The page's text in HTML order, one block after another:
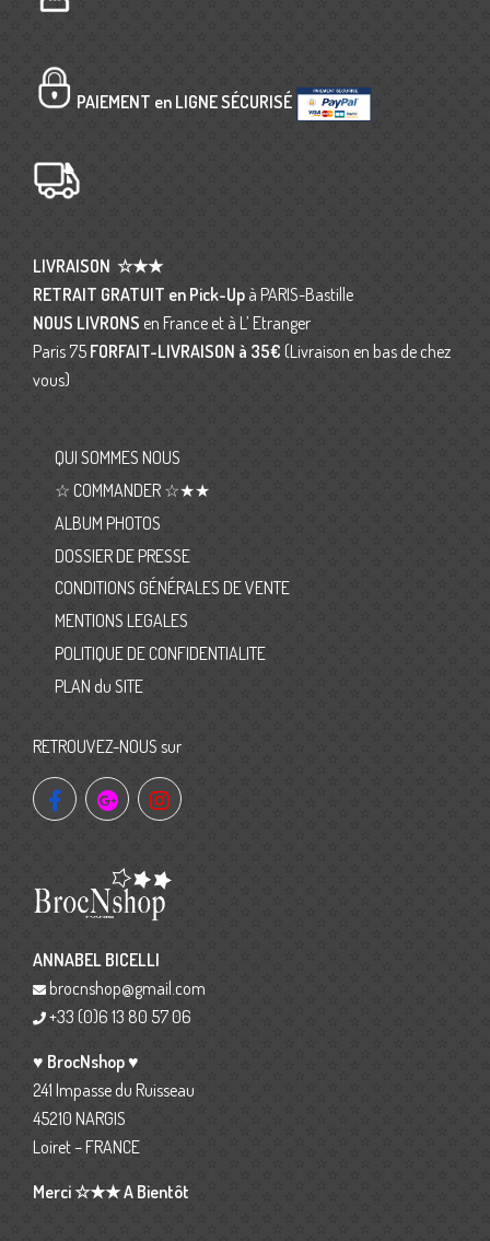
PAIEMENT en LIGNE SÉCURISÉ
LIVRAISON ☆★★
RETRAIT GRATUIT en Pick-Up à PARIS-Bastille
NOUS LIVRONS en France et à L’ Etranger
Paris 75 FORFAIT-LIVRAISON à 35€ (Livraison en bas de chez
vous)
QUI SOMMES NOUS
☆ COMMANDER ☆★★
ALBUM PHOTOS
DOSSIER DE PRESSE
CONDITIONS GÉNÉRALES DE VENTE
MENTIONS LEGALES
POLITIQUE DE CONFIDENTIALITE
PLAN du SITE
RETROUVEZ-NOUS sur
ANNABEL BICELLI
brocnshop@gmail.com
+33 (0)6 13 80 57 06
♥ BrocNshop ♥
241 Impasse du Ruisseau
45210 NARGIS
Loiret – FRANCE
Merci ☆★★ A Bientôt